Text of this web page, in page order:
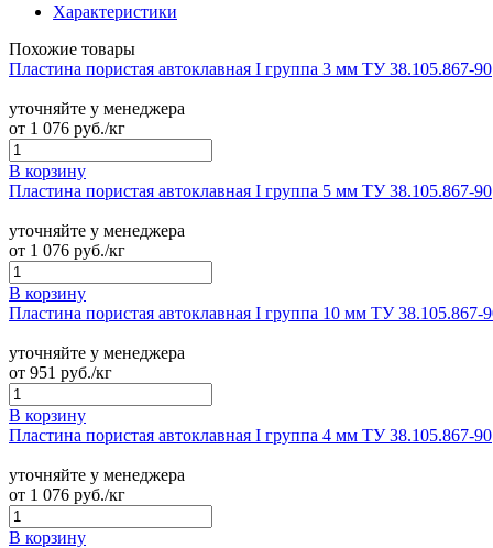
Характеристики
Похожие товары
Пластина пористая автоклавная I группа 3 мм ТУ 38.105.867-90
уточняйте у менеджера
от 1 076 руб./кг
В корзину
Пластина пористая автоклавная I группа 5 мм ТУ 38.105.867-90
уточняйте у менеджера
от 1 076 руб./кг
В корзину
Пластина пористая автоклавная I группа 10 мм ТУ 38.105.867-
уточняйте у менеджера
от 951 руб./кг
В корзину
Пластина пористая автоклавная I группа 4 мм ТУ 38.105.867-90
уточняйте у менеджера
от 1 076 руб./кг
В корзину